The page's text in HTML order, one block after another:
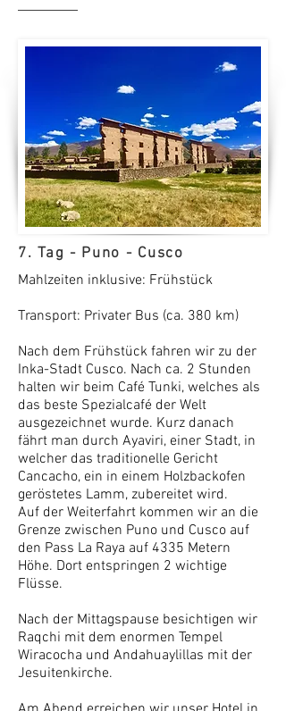
7. Tag - Puno - Cusco
Mahlzeiten inklusive: Frühstück
Transport: Privater Bus (ca. 380 km)
Nach dem Frühstück fahren wir zu der
Inka-Stadt Cusco. Nach ca. 2 Stunden
halten wir beim Café Tunki, welches als
das beste Spezialcafé der Welt
ausgezeichnet wurde. Kurz danach
fährt man durch Ayaviri, einer Stadt, in
welcher das traditionelle Gericht
Cancacho, ein in einem Holzbackofen
geröstetes Lamm, zubereitet wird.
Auf der Weiterfahrt kommen wir an die
Grenze zwischen Puno und Cusco auf
den Pass La Raya auf 4335 Metern
Höhe. Dort entspringen 2 wichtige
Flüsse.
Nach der Mittagspause besichtigen wir
Raqchi mit dem enormen Tempel
Wiracocha und Andahuaylillas mit der
Jesuitenkirche.